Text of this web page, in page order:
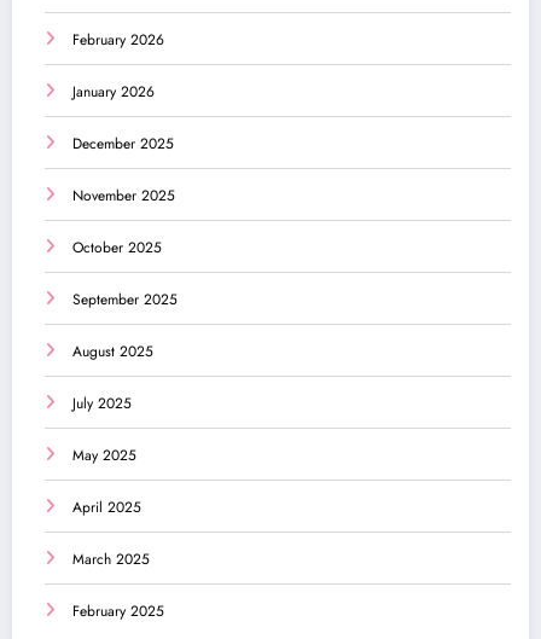
February 2026
January 2026
December 2025
November 2025
October 2025
September 2025
August 2025
July 2025
May 2025
April 2025
March 2025
February 2025